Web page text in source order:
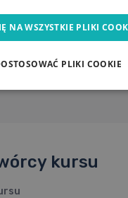
medycznej
pobrania w formie PDF!
konsultację prawną
Tymińskim.
kursu
NA WSZYSTKIE PLIKI
PLIKI COOKIE